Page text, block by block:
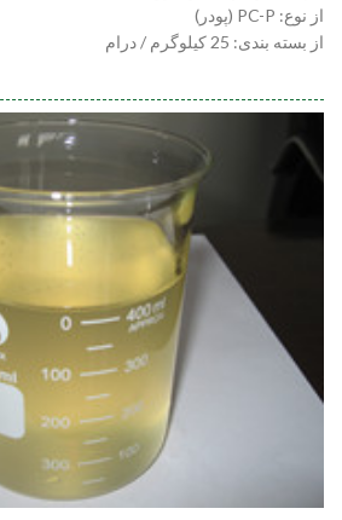
از نوع: PC-P (پودر)
از بسته بندی: 25 کیلوگرم / درام